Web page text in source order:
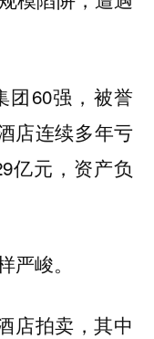
团60强，被誉
店连续多年亏
亿元，资产负
峻。
店拍卖，其中